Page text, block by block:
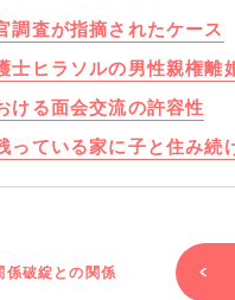
調査が指摘されたケース
士ヒラソルの男性親権離
ける面会交流の許容性
っている家に子と住み続
係破綻との関係